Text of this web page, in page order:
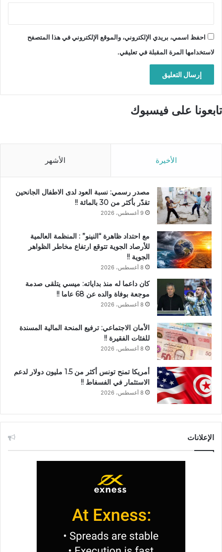
احفظ اسمي، بريدي الإلكتروني، والموقع الإلكتروني في هذا المتصفح
لاستخدامها المرة المقبلة في تعليقي.
تابعونا على فيسبوك
الأخيرة الأشهر
مصدر رسمي: نسبة العود لدى الاطفال الجانحين
تقدّر بأكثر من 30 بالمائة !!
9 أغسطس، 2026
مع احتداد ظاهرة “النينو” : المنظمة العالمية
للأرصاد الجوية تتوقع ارتفاع مخاطر الظواهر
الجوية !!
8 أغسطس، 2026
كان داعما له منذ بداياته: ميسي يتلقى صدمة
موجعة بوفاة والده عن 68 عاما !!
8 أغسطس، 2026
الأمان الاجتماعي: ترفيع المنحة المالية المسندة
للفئات الفقيرة !!
8 أغسطس، 2026
أمريكا تمنح تونس أكثر من 1.5 مليون دولار لدعم
الاستثمار في الفسفاط !!
8 أغسطس، 2026
الإعلانات